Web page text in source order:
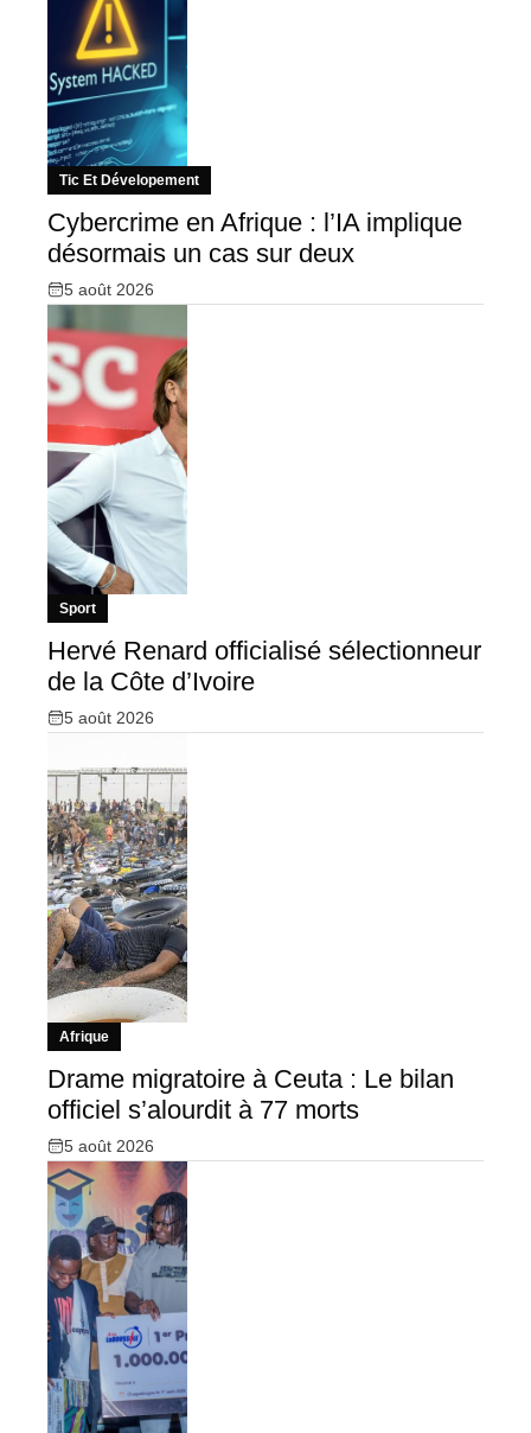
Tic Et Dévelopement
Cybercrime en Afrique : l’IA implique
désormais un cas sur deux
5 août 2026
Sport
Hervé Renard officialisé sélectionneur
de la Côte d’Ivoire
5 août 2026
Afrique
Drame migratoire à Ceuta : Le bilan
officiel s’alourdit à 77 morts
5 août 2026